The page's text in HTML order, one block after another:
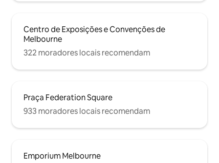
Centro de Exposições e Convenções de
Melbourne
322 moradores locais recomendam
Praça Federation Square
933 moradores locais recomendam
Emporium Melbourne